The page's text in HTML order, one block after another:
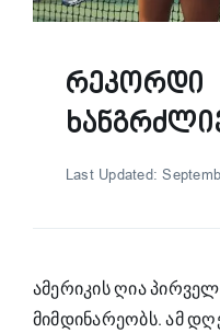
Რეკორდი
Last Updated:
ამერიკის ღია
მიმდინარეობს. ამ